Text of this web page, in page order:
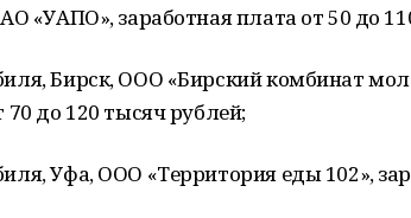
«УАПО», заработная плата от 50 до
Бирск, ООО «Бирский комбинат
70 до 120 тысяч рублей;
Уфа, ООО «Территория еды 102»,